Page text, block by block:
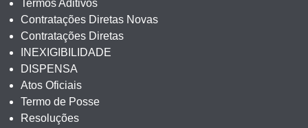
Termos Aditivos
Contratações Diretas Novas
Contratações Diretas
INEXIGIBILIDADE
DISPENSA
Atos Oficiais
Termo de Posse
Resoluções